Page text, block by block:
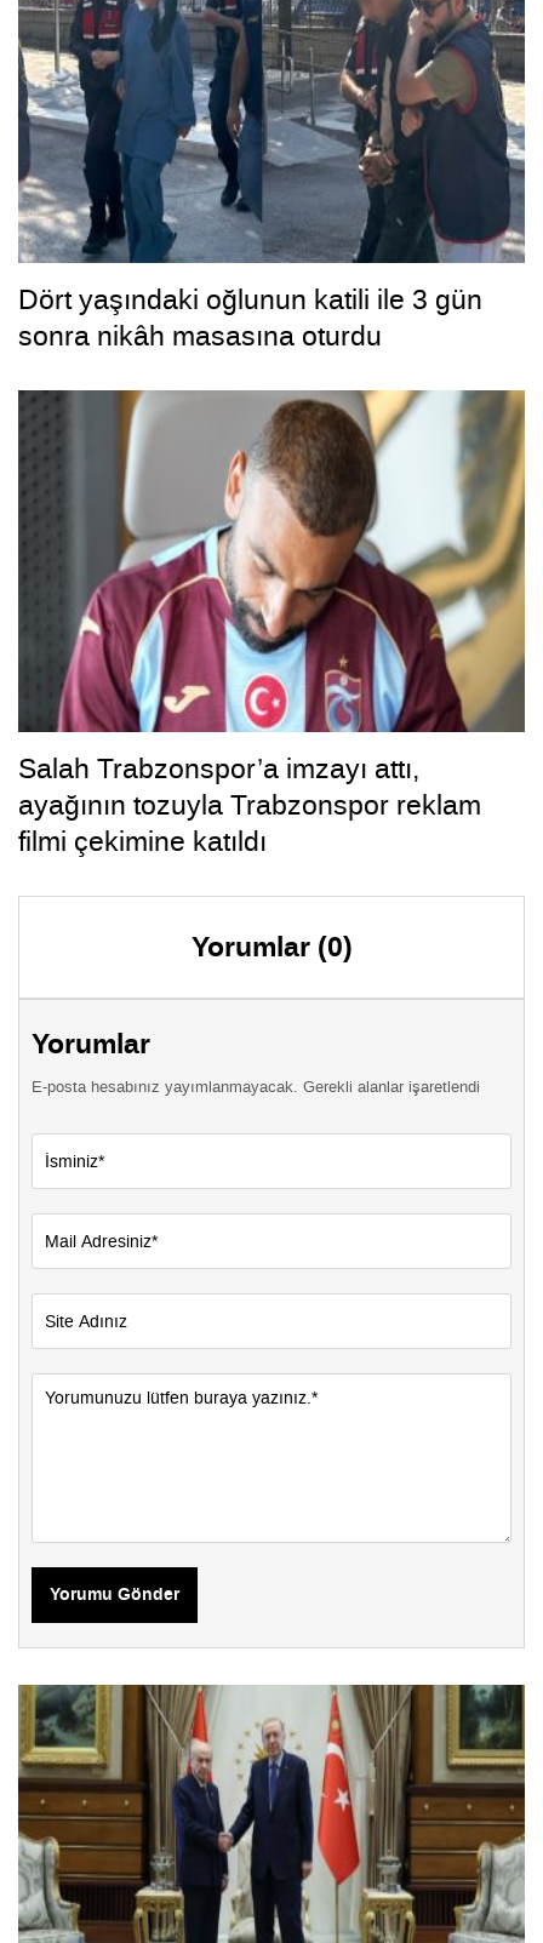
Dört yaşındaki oğlunun katili ile 3 gün
sonra nikâh masasına oturdu
Salah Trabzonspor’a imzayı attı,
ayağının tozuyla Trabzonspor reklam
filmi çekimine katıldı
Yorumlar (0)
Yorumlar
E-posta hesabınız yayımlanmayacak. Gerekli alanlar işaretlendi
Yorumu Gönder